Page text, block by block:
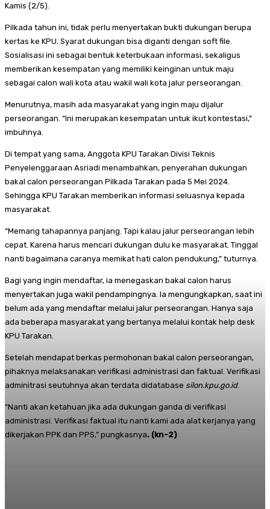
Kamis (2/5).
Pilkada tahun ini, tidak perlu menyertakan bukti dukungan berupa
kertas ke KPU. Syarat dukungan bisa diganti dengan soft file.
Sosialisasi ini sebagai bentuk keterbukaan informasi, sekaligus
memberikan kesempatan yang memiliki keinginan untuk maju
sebagai calon wali kota atau wakil wali kota jalur perseorangan.
Menurutnya, masih ada masyarakat yang ingin maju dijalur
perseorangan. “Ini merupakan kesempatan untuk ikut kontestasi,”
imbuhnya.
Di tempat yang sama, Anggota KPU Tarakan Divisi Teknis
Penyelenggaraan Asriadi menambahkan, penyerahan dukungan
bakal calon perseorangan Pilkada Tarakan pada 5 Mei 2024.
Sehingga KPU Tarakan memberikan informasi seluasnya kepada
masyarakat.
“Memang tahapannya panjang. Tapi kalau jalur perseorangan lebih
cepat. Karena harus mencari dukungan dulu ke masyarakat. Tinggal
nanti bagaimana caranya memikat hati calon pendukung,” tuturnya.
Bagi yang ingin mendaftar, ia menegaskan bakal calon harus
menyertakan juga wakil pendampingnya. Ia mengungkapkan, saat ini
belum ada yang mendaftar melalui jalur perseorangan. Hanya saja
ada beberapa masyarakat yang bertanya melalui kontak help desk
KPU Tarakan.
Setelah mendapat berkas permohonan bakal calon perseorangan,
pihaknya melaksanakan verifikasi administrasi dan faktual. Verifikasi
adminitrasi seutuhnya akan terdata didatabase silon.kpu.go.id.
“Nanti akan ketahuan jika ada dukungan ganda di verifikasi
administrasi. Verifikasi faktual itu nanti kami ada alat kerjanya yang
dikerjakan PPK dan PPS,” pungkasnya. (kn-2)